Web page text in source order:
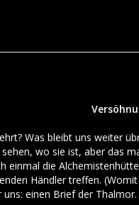
Was bleibt uns weiter
wo sie ist, aber das
einmal die
Händler treffen.
einen Brief der Thalmor.